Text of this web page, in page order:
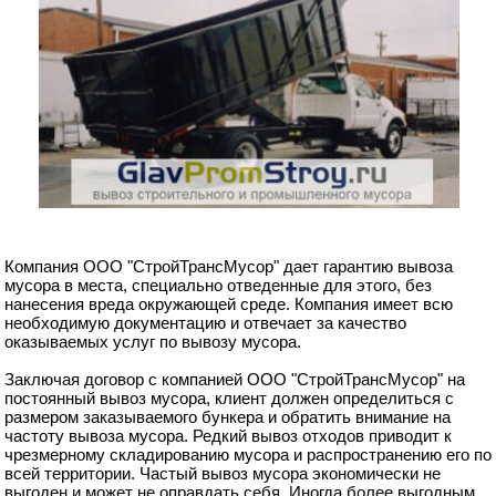
Компания ООО "СтройТрансМусор" дает гарантию вывоза
мусора в места, специально отведенные для этого, без
нанесения вреда окружающей среде. Компания имеет всю
необходимую документацию и отвечает за качество
оказываемых услуг по вывозу мусора.
Заключая договор c компанией ООО "СтройТрансМусор" на
постоянный вывоз мусора, клиент должен определиться с
размером заказываемого бункера и обратить внимание на
частоту вывоза мусора. Редкий вывоз отходов приводит к
чрезмерному складированию мусора и распространению его по
всей территории. Частый вывоз мусора экономически не